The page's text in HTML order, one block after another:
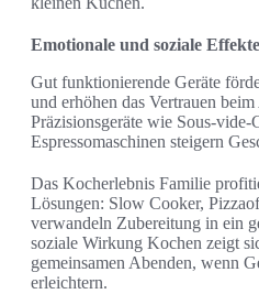
Emotionale und soziale Effekte
Gut funktionierende Geräte
und erhöhen das Vertrauen
Präzisionsgeräte wie Sous-
Espressomaschinen steigern
Das Kocherlebnis Familie
Lösungen: Slow Cooker,
verwandeln Zubereitung in ein
soziale Wirkung Kochen zeigt
gemeinsamen Abenden, wenn
erleichtern.